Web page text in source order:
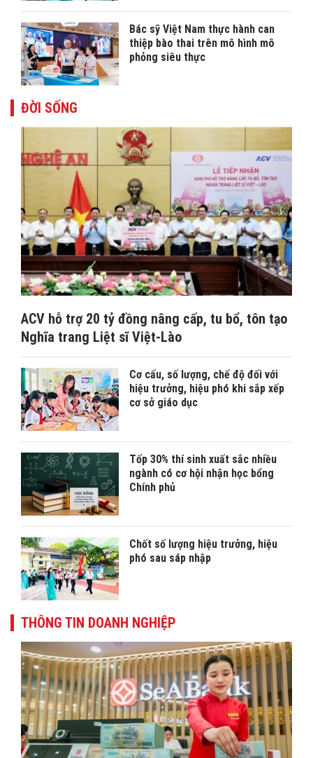
Bác sỹ Việt Nam thực hành can
thiệp bào thai trên mô hình mô
phỏng siêu thực
ĐỜI SỐNG
ACV hỗ trợ 20 tỷ đồng nâng cấp, tu bổ, tôn tạo
Nghĩa trang Liệt sĩ Việt-Lào
Cơ cấu, số lượng, chế độ đối với
hiệu trưởng, hiệu phó khi sắp xếp
cơ sở giáo dục
Tốp 30% thí sinh xuất sắc nhiều
ngành có cơ hội nhận học bổng
Chính phủ
Chốt số lượng hiệu trưởng, hiệu
phó sau sáp nhập
THÔNG TIN DOANH NGHIỆP